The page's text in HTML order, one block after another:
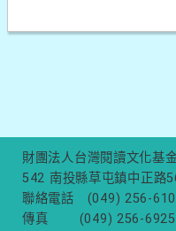
財團法人台灣閱讀文化基
542 南投縣草屯鎮中正路
聯絡電話
(049) 256-
傳真
(049) 256-6925